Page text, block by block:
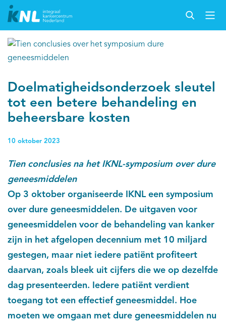
Doelmatigheidsonderzoek sleutel
tot een betere behandeling en
beheersbare kosten
10 oktober 2023
Tien conclusies na het IKNL-symposium over dure
geneesmiddelen
Op 3 oktober organiseerde IKNL een symposium
over dure geneesmiddelen. De uitgaven voor
geneesmiddelen voor de behandeling van kanker
zijn in het afgelopen decennium met 10 miljard
gestegen, maar niet iedere patiënt profiteert
daarvan, zoals bleek uit cijfers die we op dezelfde
dag presenteerden. Iedere patiënt verdient
toegang tot een effectief geneesmiddel. Hoe
moeten we omgaan met dure geneesmiddelen nu